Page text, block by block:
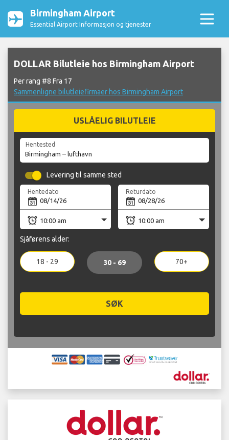
Birmingham Airport
Essential Airport Informasjon og tjenester
DOLLAR Bilutleie hos Birmingham Airport
Per rang #8 Fra 17
Sammenligne bilutleiefirmaer hos Birmingham Airport
USLÅELIG BILUTLEIE
Hentested
Levering til samme sted
Hentedato Returdato
Sjåførens alder:
18 - 29 30 - 69 70+
SØK